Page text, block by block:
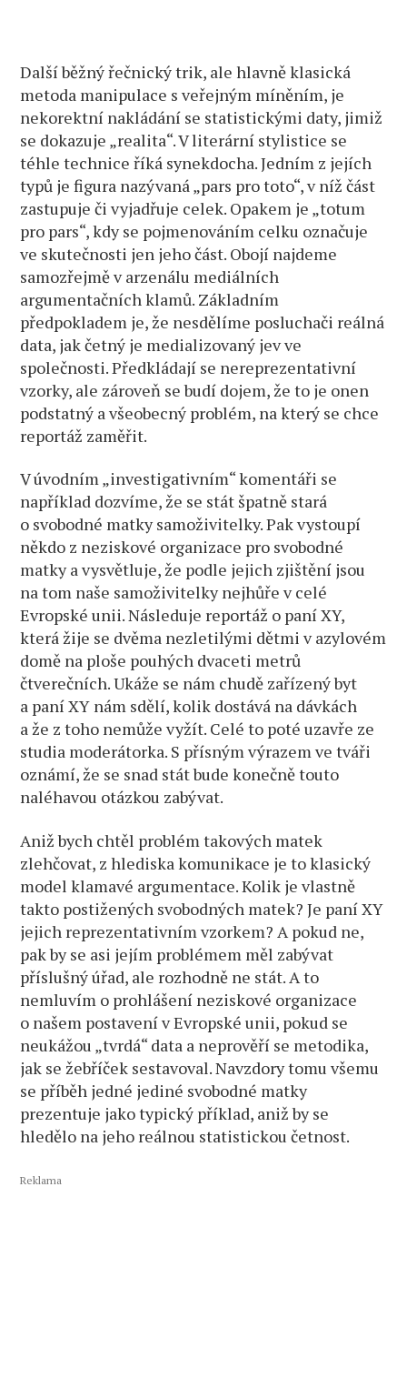
Další běžný řečnický trik, ale hlavně klasická
metoda manipulace s veřejným míněním, je
nekorektní nakládání se statistickými daty, jimiž
se dokazuje „realita“. V literární stylistice se
téhle technice říká synekdocha. Jedním z jejích
typů je figura nazývaná „pars pro toto“, v níž část
zastupuje či vyjadřuje celek. Opakem je „totum
pro pars“, kdy se pojmenováním celku označuje
ve skutečnosti jen jeho část. Obojí najdeme
samozřejmě v arzenálu mediálních
argumentačních klamů. Základním
předpokladem je, že nesdělíme posluchači reálná
data, jak četný je medializovaný jev ve
společnosti. Předkládají se nereprezentativní
vzorky, ale zároveň se budí dojem, že to je onen
podstatný a všeobecný problém, na který se chce
reportáž zaměřit.
V úvodním „investigativním“ komentáři se
například dozvíme, že se stát špatně stará
o svobodné matky samoživitelky. Pak vystoupí
někdo z neziskové organizace pro svobodné
matky a vysvětluje, že podle jejich zjištění jsou
na tom naše samoživitelky nejhůře v celé
Evropské unii. Následuje reportáž o paní XY,
která žije se dvěma nezletilými dětmi v azylovém
domě na ploše pouhých dvaceti metrů
čtverečních. Ukáže se nám chudě zařízený byt
a paní XY nám sdělí, kolik dostává na dávkách
a že z toho nemůže vyžít. Celé to poté uzavře ze
studia moderátorka. S přísným výrazem ve tváři
oznámí, že se snad stát bude konečně touto
naléhavou otázkou zabývat.
Aniž bych chtěl problém takových matek
zlehčovat, z hlediska komunikace je to klasický
model klamavé argumentace. Kolik je vlastně
takto postižených svobodných matek? Je paní XY
jejich reprezentativním vzorkem? A pokud ne,
pak by se asi jejím problémem měl zabývat
příslušný úřad, ale rozhodně ne stát. A to
nemluvím o prohlášení neziskové organizace
o našem postavení v Evropské unii, pokud se
neukážou „tvrdá“ data a neprověří se metodika,
jak se žebříček sestavoval. Navzdory tomu všemu
se příběh jedné jediné svobodné matky
prezentuje jako typický příklad, aniž by se
hledělo na jeho reálnou statistickou četnost.
Reklama